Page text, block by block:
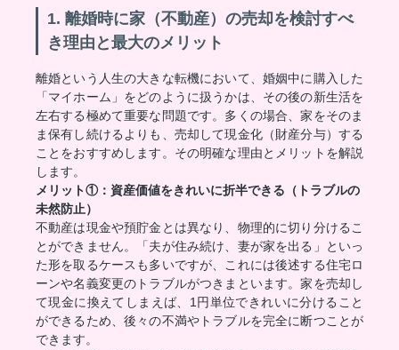
1. 離婚時に家（不動産）の売却を検討すべ
き理由と最大のメリット
離婚という人生の大きな転機において、婚姻中に購入した
「マイホーム」をどのように扱うかは、その後の新生活を
左右する極めて重要な問題です。多くの場合、家をそのま
ま保有し続けるよりも、売却して現金化（財産分与）する
ことをおすすめします。その明確な理由とメリットを解説
します。
メリット①：資産価値をきれいに折半できる（トラブルの
未然防止）
不動産は現金や預貯金とは異なり、物理的に切り分けるこ
とができません。「夫が住み続け、妻が家を出る」といっ
た形を取るケースも多いですが、これには後述する住宅ロ
ーンや名義変更のトラブルがつきまといます。家を売却し
て現金に換えてしまえば、1円単位できれいに分けること
ができるため、後々の不満やトラブルを完全に断つことが
できます。